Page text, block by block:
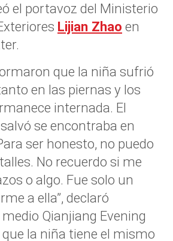
el portavoz del Ministerio
Lijian Zhao en
que la niña sufrió
en las piernas y los
internada. El
se encontraba en
ser honesto, no puedo
No recuerdo si me
o algo. Fue solo un
a ella”, declaró
Qianjiang Evening
la niña tiene el mismo